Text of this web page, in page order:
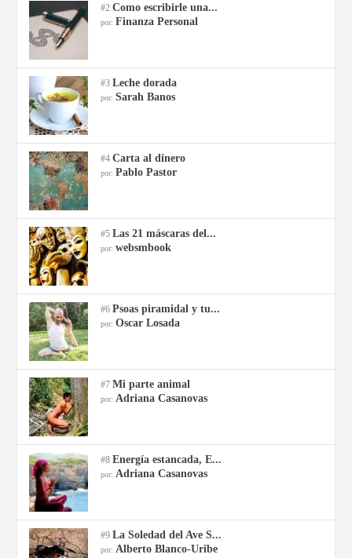
#2Como escribirle una...
por: Finanza Personal
#3Leche dorada
por:Sarah Banos
#4Carta al dinero
por: Pablo Pastor
#5Las 21 máscaras del...
por:websmbook
#6Psoas piramidal y tu...
por:Oscar Losada
#7Mi parte animal
por: Adriana Casanovas
#8Energía estancada, E...
por: Adriana Casanovas
#9La Soledad del Ave S...
por: Alberto Blanco-Uribe